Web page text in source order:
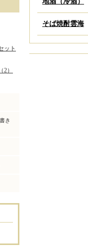
そば焼酎雲海
ット
）
き